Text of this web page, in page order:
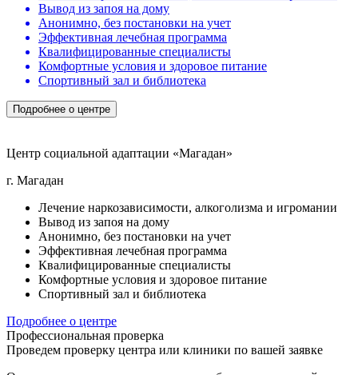
Вывод из запоя на дому
Анонимно, без постановки на учет
Эффективная лечебная программа
Квалифицированные специалисты
Комфортные условия и здоровое питание
Спортивный зал и библиотека
Подробнее о центре
Центр социальной адаптации «Магадан»
г. Магадан
Лечение наркозависимости, алкоголизма и игромании
Вывод из запоя на дому
Анонимно, без постановки на учет
Эффективная лечебная программа
Квалифицированные специалисты
Комфортные условия и здоровое питание
Спортивный зал и библиотека
Подробнее о центре
Профессиональная проверка
Проведем проверку центра или клиники по вашей заявке